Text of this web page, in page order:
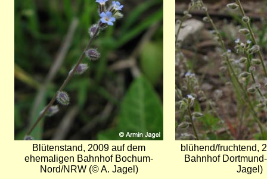
Blütenstand, 2009 auf dem
ehemaligen Bahnhof Bochum-
Nord/NRW (© A. Jagel)
blühend/fruchtend,
Bahnhof
Jagel)